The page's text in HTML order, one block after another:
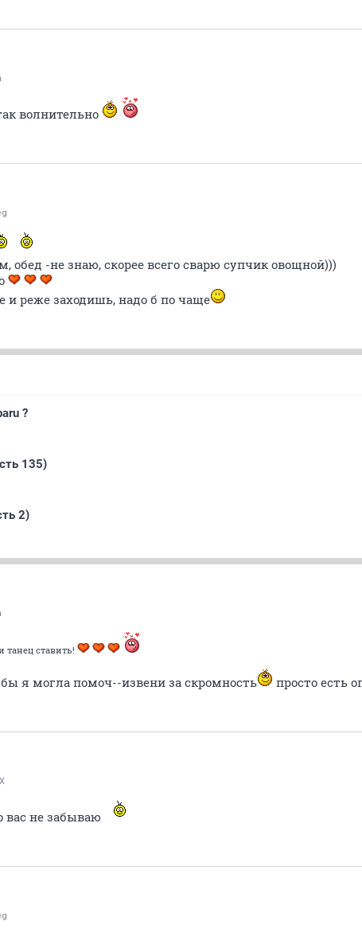
волнительно
обед -не знаю, скорее всего сварю супчик овощной)))
и реже заходишь, надо б по чаще
?
135)
2)
ставить!
я могла помоч--извени за скромность просто есть
вас не забываю